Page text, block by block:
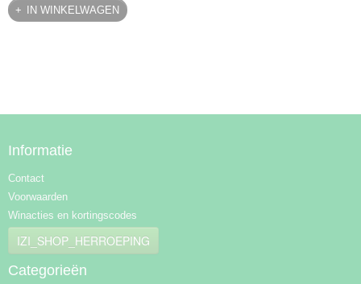
IN WINKELWAGEN
Informatie
Contact
Voorwaarden
Winacties en kortingscodes
IZI_SHOP_HERROEPING
Categorieën